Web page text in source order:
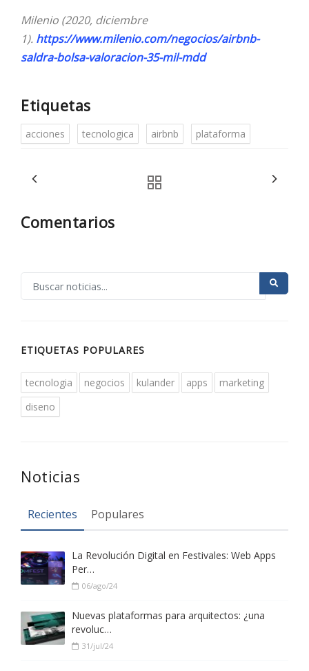
Milenio (2020, diciembre
1). https://www.milenio.com/negocios/airbnb-
saldra-bolsa-valoracion-35-mil-mdd
Etiquetas
acciones tecnologica airbnb plataforma
Comentarios
ETIQUETAS POPULARES
tecnologia negocios kulander apps
marketing
diseno
Noticias
Recientes Populares
La Revolución Digital en Festivales: Web Apps
Per…
06/ago/24
Nuevas plataformas para arquitectos: ¿una
revoluc…
31/jul/24